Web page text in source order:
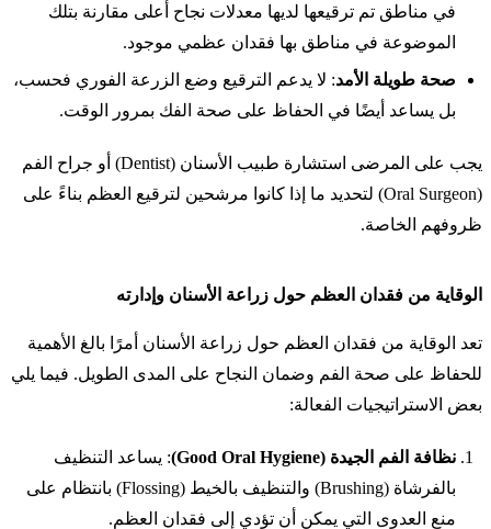
في مناطق تم ترقيعها لديها معدلات نجاح أعلى مقارنة بتلك
الموضوعة في مناطق بها فقدان عظمي موجود.
صحة طويلة الأمد: لا يدعم الترقيع وضع الزرعة الفوري فحسب،
بل يساعد أيضًا في الحفاظ على صحة الفك بمرور الوقت.
يجب على المرضى استشارة طبيب الأسنان (Dentist) أو جراح الفم
(Oral Surgeon) لتحديد ما إذا كانوا مرشحين لترقيع العظم بناءً على
ظروفهم الخاصة.
الوقاية من فقدان العظم حول زراعة الأسنان وإدارته
تعد الوقاية من فقدان العظم حول زراعة الأسنان أمرًا بالغ الأهمية
للحفاظ على صحة الفم وضمان النجاح على المدى الطويل. فيما يلي
بعض الاستراتيجيات الفعالة:
نظافة الفم الجيدة (Good Oral Hygiene)
: يساعد التنظيف
بالفرشاة (Brushing) والتنظيف بالخيط (Flossing) بانتظام على
منع العدوى التي يمكن أن تؤدي إلى فقدان العظم.